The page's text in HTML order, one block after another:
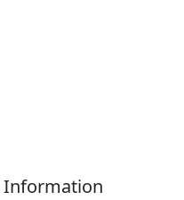
Information